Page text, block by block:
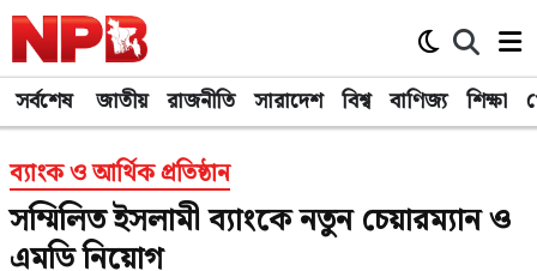
সর্বশেষ জাতীয় রাজনীতি সারাদেশ বিশ্ব বাণিজ্য শিক্ষা
ব্যাংক ও আর্থিক প্রতিষ্ঠান
সম্মিলিত ইসলামী ব্যাংকে নতুন চেয়ারম্যান ও
এমডি নিয়োগ